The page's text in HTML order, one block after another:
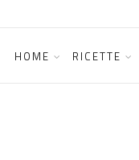
HOME RICETTE